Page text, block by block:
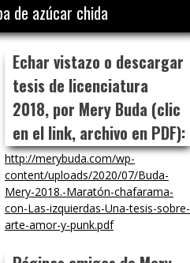
de azúcar chida
Echar vistazo o descargar
tesis de licenciatura
2018, por Mery Buda (clic
en el link, archivo en PDF):
http://merybuda.com/wp-
content/uploads/2020/07/Buda-
Mery-2018.-Maratón-chafarama-
con-Las-izquierdas-Una-tesis-sobre-
arte-amor-y-punk.pdf